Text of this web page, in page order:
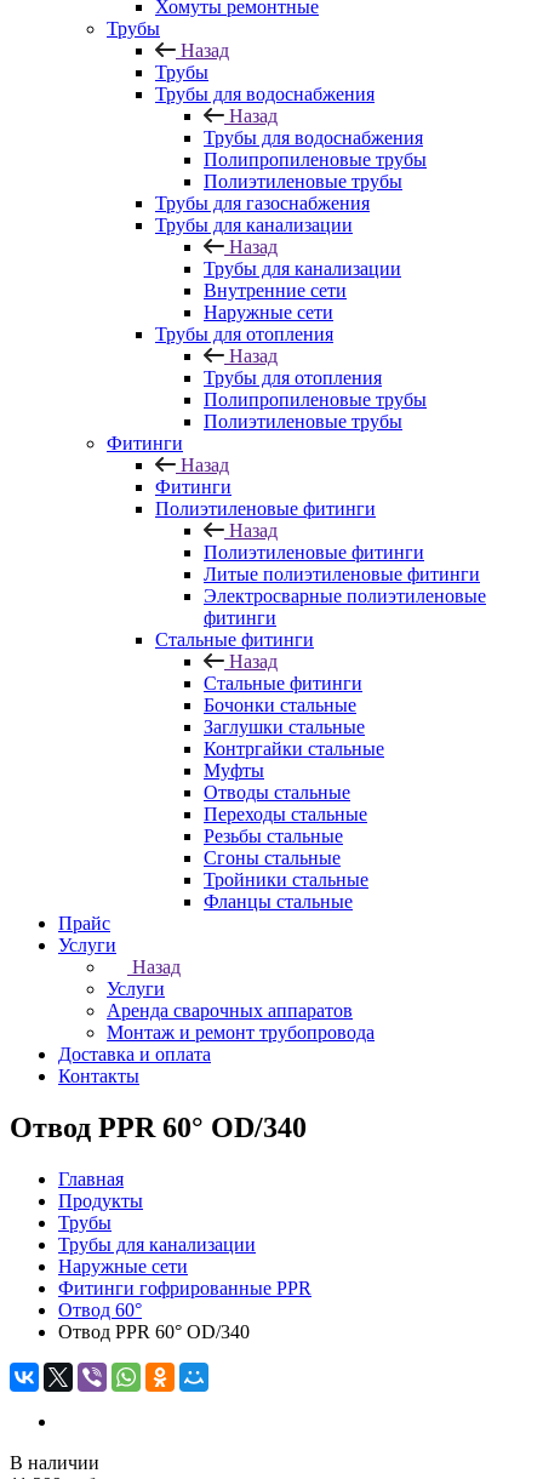
Хомуты ремонтные
Трубы
Назад
Трубы
Трубы для водоснабжения
Назад
Трубы для водоснабжения
Полипропиленовые трубы
Полиэтиленовые трубы
Трубы для газоснабжения
Трубы для канализации
Назад
Трубы для канализации
Внутренние сети
Наружные сети
Трубы для отопления
Назад
Трубы для отопления
Полипропиленовые трубы
Полиэтиленовые трубы
Фитинги
Назад
Фитинги
Полиэтиленовые фитинги
Назад
Полиэтиленовые фитинги
Литые полиэтиленовые фитинги
Электросварные полиэтиленовые
фитинги
Стальные фитинги
Назад
Стальные фитинги
Бочонки стальные
Заглушки стальные
Контргайки стальные
Муфты
Отводы стальные
Переходы стальные
Резьбы стальные
Сгоны стальные
Тройники стальные
Фланцы стальные
Прайс
Услуги
Назад
Услуги
Аренда сварочных аппаратов
Монтаж и ремонт трубопровода
Доставка и оплата
Контакты
Отвод PPR 60° OD/340
Главная
Продукты
Трубы
Трубы для канализации
Наружные сети
Фитинги гофрированные PPR
Отвод 60°
Отвод PPR 60° OD/340
В наличии